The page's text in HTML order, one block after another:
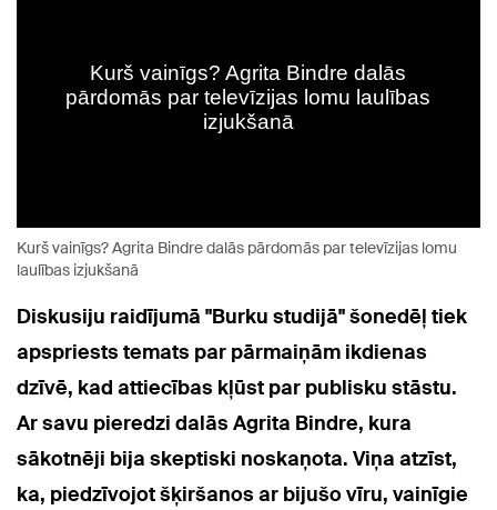
Kurš vainīgs? Agrita Bindre dalās pārdomās par televīzijas lomu
laulības izjukšanā
Diskusiju raidījumā "Burku studijā" šonedēļ tiek
apspriests temats par pārmaiņām ikdienas
dzīvē, kad attiecības kļūst par publisku stāstu.
Ar savu pieredzi dalās Agrita Bindre, kura
sākotnēji bija skeptiski noskaņota. Viņa atzīst,
ka, piedzīvojot šķiršanos ar bijušo vīru, vainīgie